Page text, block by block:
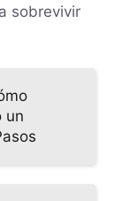
sobrevivir
un